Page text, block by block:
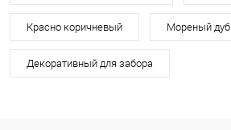
Красно коричневый Мореный дуб
Декоративный для забора